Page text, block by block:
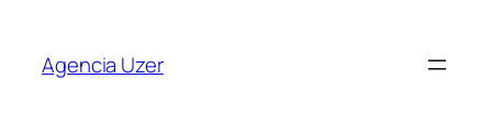
Agencia Uzer